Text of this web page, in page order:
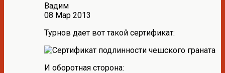
Вадим
08 Мар 2013
Турнов дает вот такой сертификат:
И оборотная сторона: